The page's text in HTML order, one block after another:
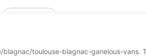
blagnac/toulouse-blagnac-ganelous-vans.